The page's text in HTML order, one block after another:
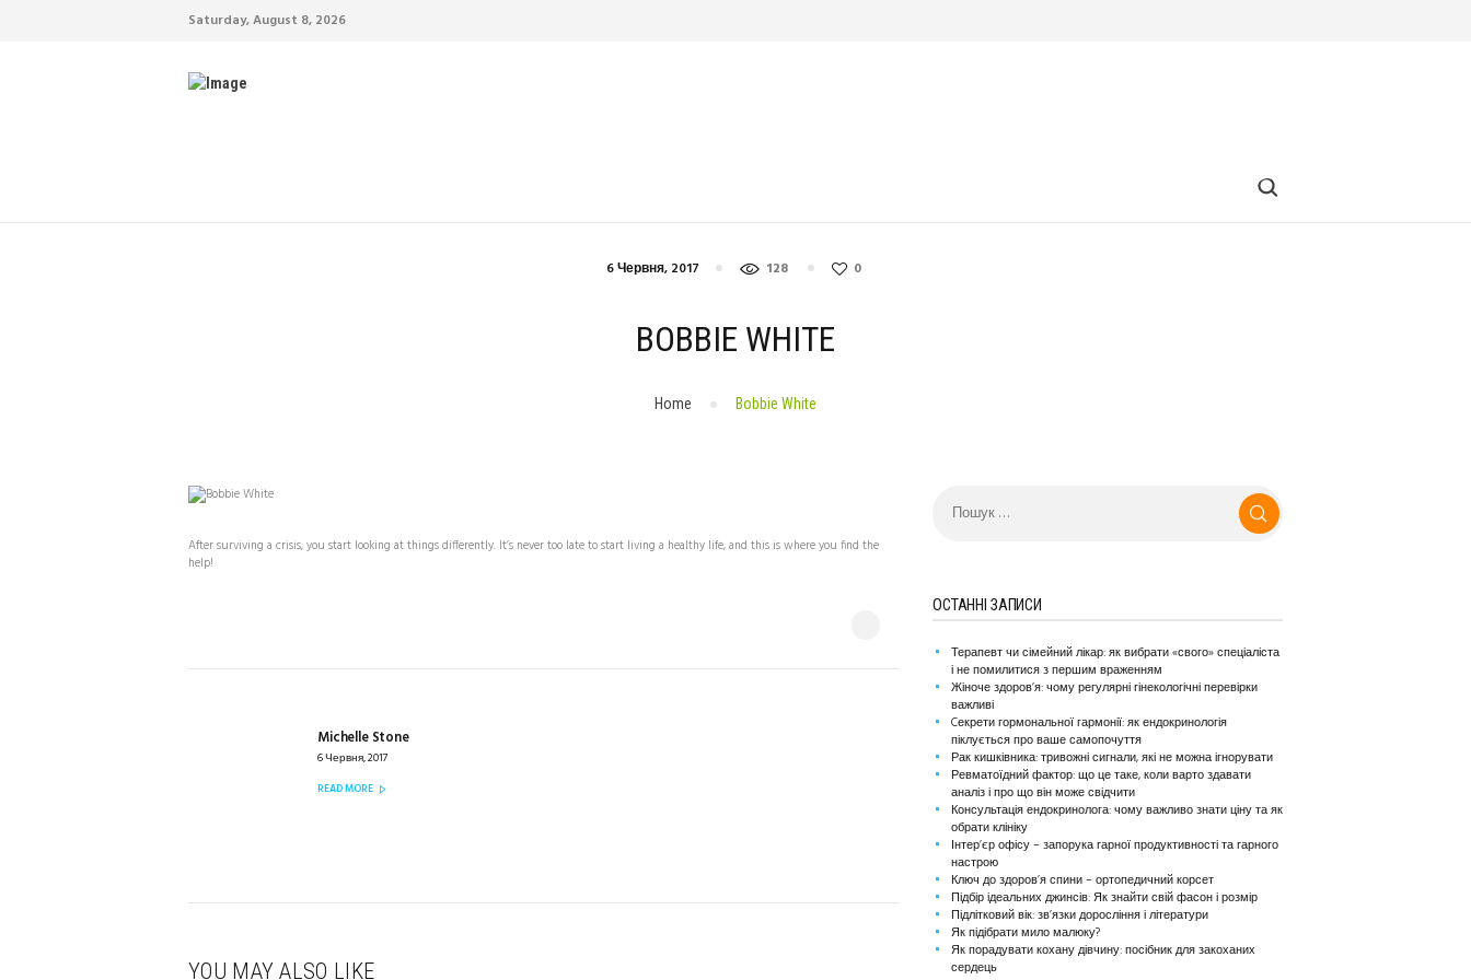
Saturday, August 8, 2026
6 Червня, 2017 128 0
BOBBIE WHITE
Home Bobbie White
After surviving a crisis, you start looking at things differently. It’s never too late to start living a healthy life, and this is where you find the
help!
Previous
post:
Michelle Stone
6 Червня, 2017
READ MORE
YOU MAY ALSO LIKE
ОСТАННІ ЗАПИСИ
Терапевт чи сімейний лікар: як вибрати «свого» спеціаліста
і не помилитися з першим враженням
Жіноче здоров’я: чому регулярні гінекологічні перевірки
важливі
Cекрети гормональної гармонії: як ендокринологія
піклується про ваше самопочуття
Рак кишківника: тривожні сигнали, які не можна ігнорувати
Ревматоїдний фактор: що це таке, коли варто здавати
аналіз і про що він може свідчити
Консультація ендокринолога: чому важливо знати ціну та як
обрати клініку
Інтер’єр офісу – запорука гарної продуктивності та гарного
настрою
Ключ до здоров’я спини – ортопедичний корсет
Підбір ідеальних джинсів: Як знайти свій фасон і розмір
Підлітковий вік: зв’язки доросління і літератури
Як підібрати мило малюку?
Як порадувати кохану дівчину: посібник для закоханих
сердець